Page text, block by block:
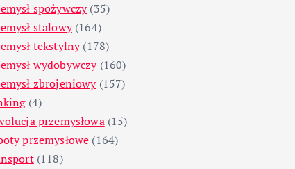
spożywczy(35)
stalowy(164)
tekstylny(178)
wydobywczy(160)
zbrojeniowy(157)
(4)
przemysłowa(15)
przemysłowe (164)
(118)